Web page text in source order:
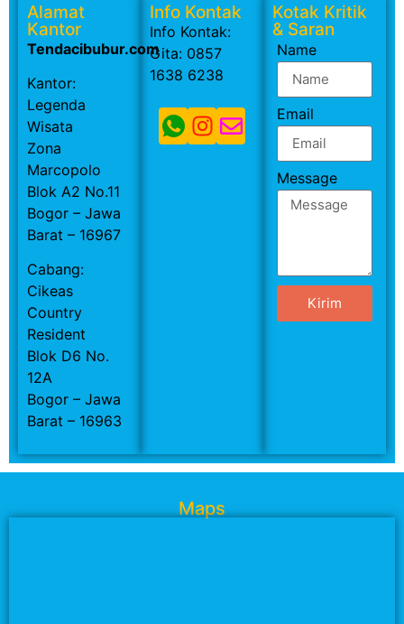
Alamat
Kantor
Tendacibubur.com
Kantor:
Legenda
Wisata
Zona
Marcopolo
Blok A2 No.11
Bogor – Jawa
Barat – 16967
Cabang:
Cikeas
Country
Resident
Blok D6 No.
12A
Bogor – Jawa
Barat – 16963
Info Kontak
Info Kontak:
Gita: 0857
1638 6238
Kotak Kritik
& Saran
Name
Email
Message
Kirim
Maps